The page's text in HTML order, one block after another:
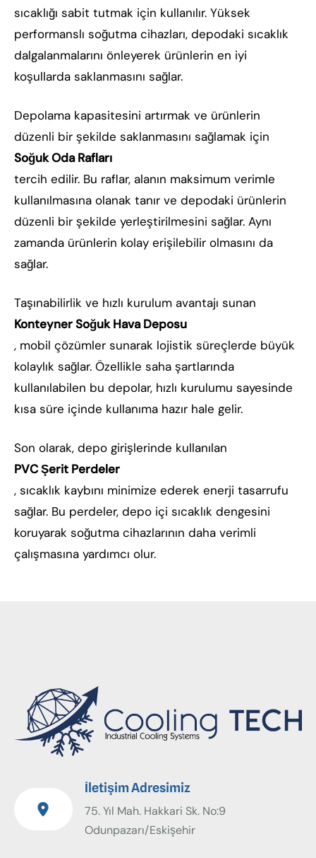
sıcaklığı sabit tutmak için kullanılır. Yüksek
performanslı soğutma cihazları, depodaki sıcaklık
dalgalanmalarını önleyerek ürünlerin en iyi
koşullarda saklanmasını sağlar.
Depolama kapasitesini artırmak ve ürünlerin
düzenli bir şekilde saklanmasını sağlamak için
Soğuk Oda Rafları
tercih edilir. Bu raflar, alanın maksimum verimle
kullanılmasına olanak tanır ve depodaki ürünlerin
düzenli bir şekilde yerleştirilmesini sağlar. Aynı
zamanda ürünlerin kolay erişilebilir olmasını da
sağlar.
Taşınabilirlik ve hızlı kurulum avantajı sunan
Konteyner Soğuk Hava Deposu
, mobil çözümler sunarak lojistik süreçlerde büyük
kolaylık sağlar. Özellikle saha şartlarında
kullanılabilen bu depolar, hızlı kurulumu sayesinde
kısa süre içinde kullanıma hazır hale gelir.
Son olarak, depo girişlerinde kullanılan
PVC Şerit Perdeler
, sıcaklık kaybını minimize ederek enerji tasarrufu
sağlar. Bu perdeler, depo içi sıcaklık dengesini
koruyarak soğutma cihazlarının daha verimli
çalışmasına yardımcı olur.
İletişim Adresimiz
75. Yıl Mah. Hakkari Sk. No:9
Odunpazarı/Eskişehir